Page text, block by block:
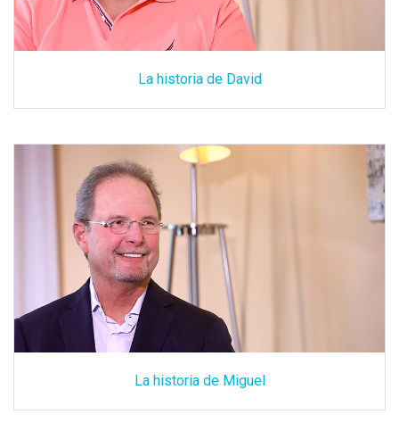
La historia de David
La historia de Miguel